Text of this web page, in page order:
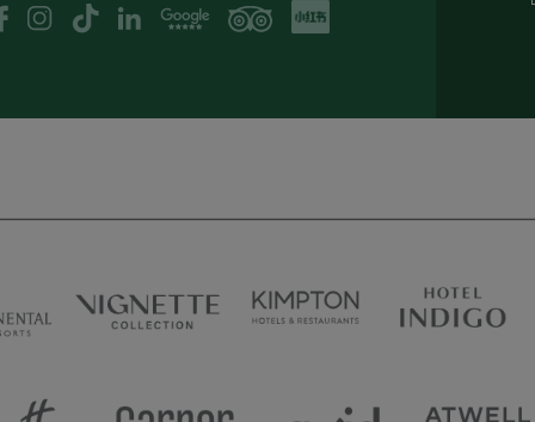
Google Review
XHS
logo